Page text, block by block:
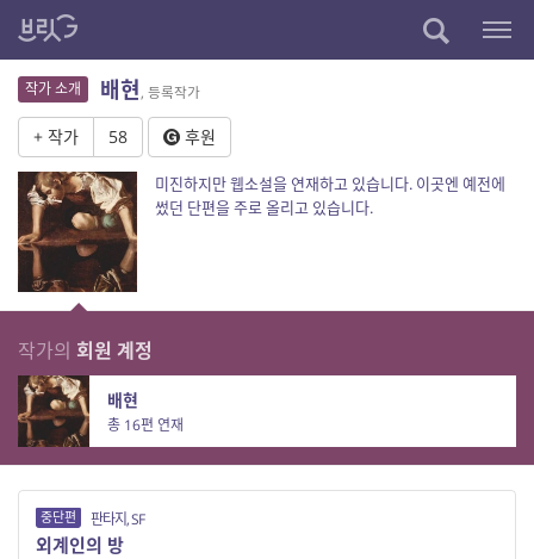
작가 소개 배현, 등록작가
+ 작가 58 후원
미진하지만 웹소설을 연재하고 있습니다. 이곳엔 예전에
썼던 단편을 주로 올리고 있습니다.
작가의 회원 계정
배현
총 16편 연재
중단편 판타지, SF
외계인의 방